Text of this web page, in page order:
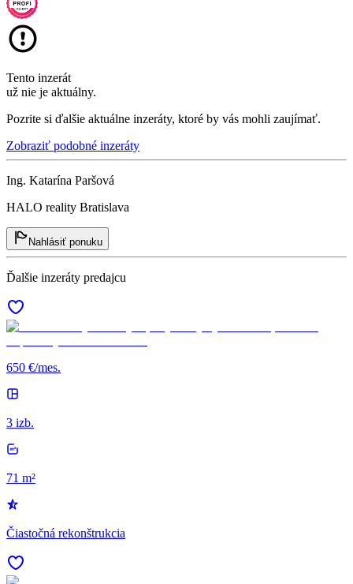
Tento inzerát
už nie je aktuálny.
Pozrite si ďalšie aktuálne inzeráty, ktoré by vás mohli zaujímať.
Zobraziť podobné inzeráty
Ing. Katarína Paršová
HALO reality Bratislava
Nahlásiť ponuku
Ďalšie inzeráty predajcu
650 €/mes.
3 izb.
71 m²
Čiastočná rekonštrukcia